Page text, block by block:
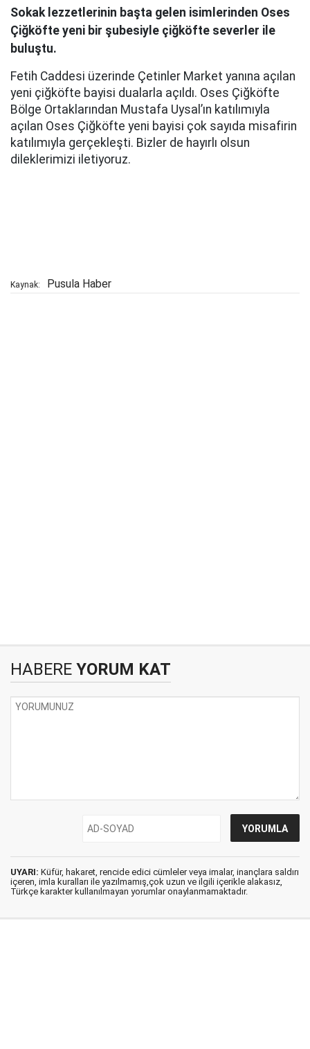
Sokak lezzetlerinin başta gelen isimlerinden Oses
Çiğköfte yeni bir şubesiyle çiğköfte severler ile
buluştu.
Fetih Caddesi üzerinde Çetinler Market yanına açılan
yeni çiğköfte bayisi dualarla açıldı. Oses Çiğköfte
Bölge Ortaklarından Mustafa Uysal’ın katılımıyla
açılan Oses Çiğköfte yeni bayisi çok sayıda misafirin
katılımıyla gerçekleşti. Bizler de hayırlı olsun
dileklerimizi iletiyoruz.
Kaynak: Pusula Haber
HABERE YORUM KAT
UYARI: Küfür, hakaret, rencide edici cümleler veya imalar, inançlara saldırı
içeren, imla kuralları ile yazılmamış,çok uzun ve ilgili içerikle alakasız,
Türkçe karakter kullanılmayan yorumlar onaylanmamaktadır.